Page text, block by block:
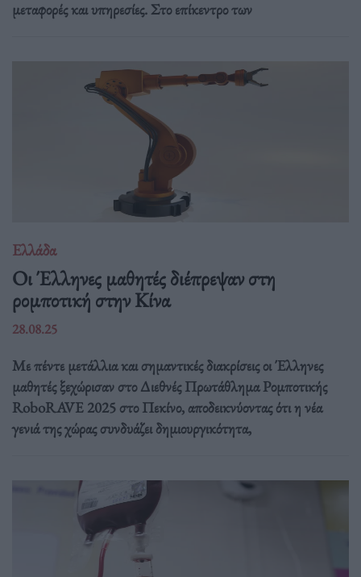
μεταφορές και υπηρεσίες. Στο επίκεντρο των
Ελλάδα
Οι Έλληνες μαθητές διέπρεψαν στη
ρομποτική στην Κίνα
28.08.25
Με πέντε μετάλλια και σημαντικές διακρίσεις οι Έλληνες
μαθητές ξεχώρισαν στο Διεθνές Πρωτάθλημα Ρομποτικής
RoboRAVE 2025 στο Πεκίνο, αποδεικνύοντας ότι η νέα
γενιά της χώρας συνδυάζει δημιουργικότητα,